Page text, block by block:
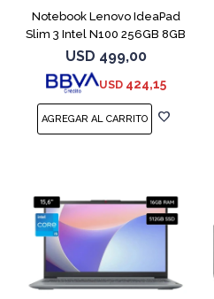
Notebook Lenovo IdeaPad
Slim 3 Intel N100 256GB 8GB
USD 499,00
USD 424,15
COMPARAR